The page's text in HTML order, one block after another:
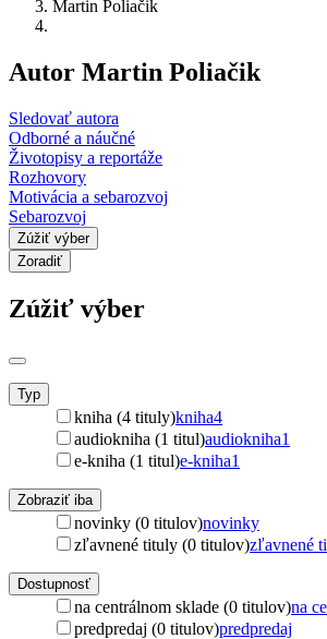
Martin Poliačik
Autor Martin Poliačik
Sledovať autora
Odborné a náučné
Životopisy a reportáže
Rozhovory
Motivácia a sebarozvoj
Sebarozvoj
Zúžiť výber
Zoradiť
Zúžiť výber
Typ
kniha (4 tituly)kniha4
audiokniha (1 titul)audiokniha1
e-kniha (1 titul)e-kniha1
Zobraziť iba
novinky (0 titulov)novinky
zľavnené tituly (0 titulov)zľavnené
Dostupnosť
na centrálnom sklade (0 titulov)na
predpredaj (0 titulov)predpredaj